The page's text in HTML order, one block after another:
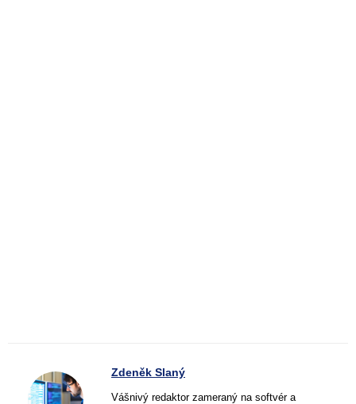
Zdeněk Slaný
Vášnivý redaktor zameraný na softvér a